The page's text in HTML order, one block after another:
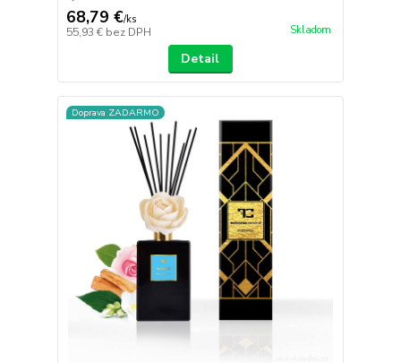
68,79 €/ks
55,93 € bez DPH Skladom
Detail
Doprava ZADARMO